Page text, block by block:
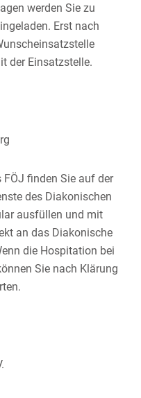
werden Sie zu
Erst nach
der Einsatzstelle.
finden Sie auf der
des Diakonischen
ausfüllen und mit
an das Diakonische
die Hospitation bei
Sie nach Klärung